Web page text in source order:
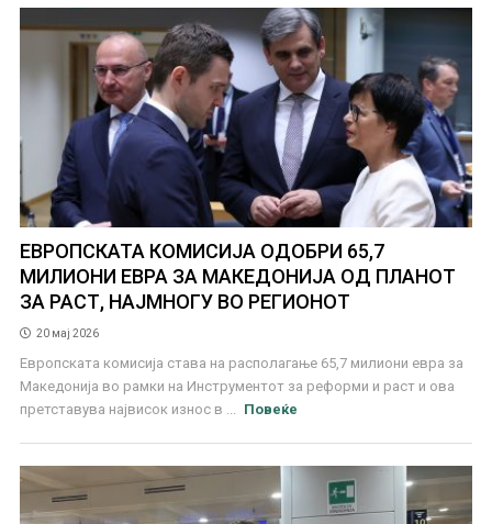
ЕВРОПСКАТА КОМИСИЈА ОДОБРИ 65,7
МИЛИОНИ ЕВРА ЗА МАКЕДОНИЈА ОД ПЛАНОТ
ЗА РАСТ, НАЈМНОГУ ВО РЕГИОНОТ
20 мај 2026
Европската комисија става на располагање 65,7 милиони евра за
Македонија во рамки на Инструментот за реформи и раст и ова
претставува највисок износ в ...
Повеќе